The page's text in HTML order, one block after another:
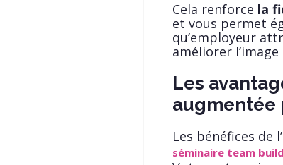
Cela renforce la
et vous permet
qu’employeur
améliorer
Les
augmentée
Les bénéfices de
séminaire team